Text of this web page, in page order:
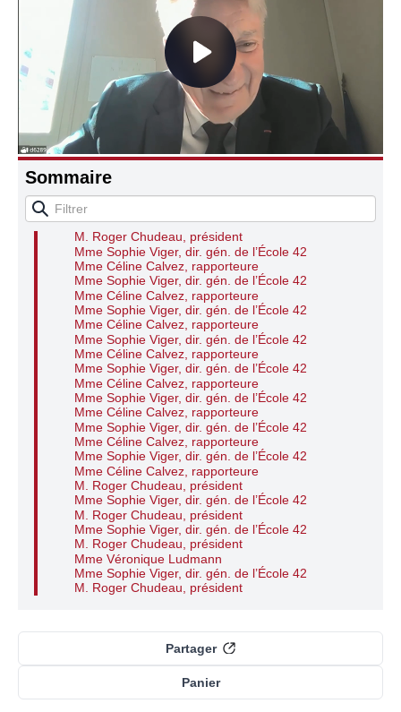
Sommaire
Audition de Mme Sophie Viger, directrice
générale de l’École 42
M. Roger Chudeau, président
Mme Sophie Viger, dir. gén. de l’École 42
Mme Céline Calvez, rapporteure
Mme Sophie Viger, dir. gén. de l’École 42
Mme Céline Calvez, rapporteure
Mme Sophie Viger, dir. gén. de l’École 42
Mme Céline Calvez, rapporteure
Mme Sophie Viger, dir. gén. de l’École 42
Mme Céline Calvez, rapporteure
Mme Sophie Viger, dir. gén. de l’École 42
Mme Céline Calvez, rapporteure
Mme Sophie Viger, dir. gén. de l’École 42
Mme Céline Calvez, rapporteure
Mme Sophie Viger, dir. gén. de l’École 42
Mme Céline Calvez, rapporteure
Mme Sophie Viger, dir. gén. de l’École 42
Mme Céline Calvez, rapporteure
M. Roger Chudeau, président
Mme Sophie Viger, dir. gén. de l’École 42
M. Roger Chudeau, président
Mme Sophie Viger, dir. gén. de l’École 42
M. Roger Chudeau, président
Mme Véronique Ludmann
Mme Sophie Viger, dir. gén. de l’École 42
M. Roger Chudeau, président
Panier
Partager